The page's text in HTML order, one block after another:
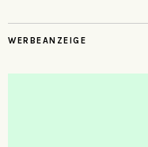
WERBEANZEIGE